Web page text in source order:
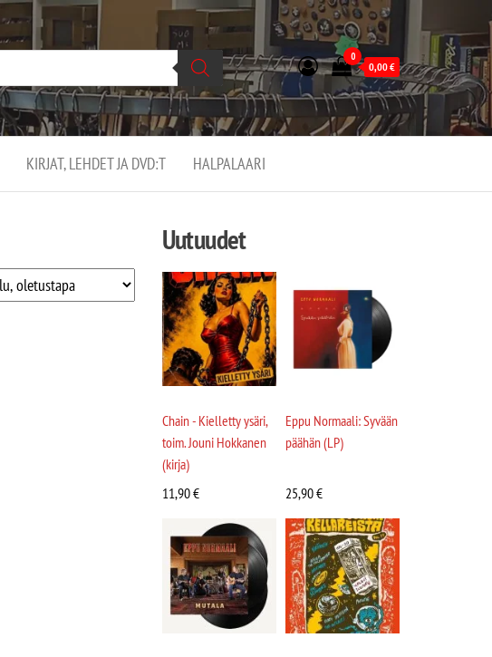
0
0,00€
KIRJAT, LEHDET JA DVD:T HALPALAARI
Uutuudet
Chain - Kielletty ysäri,
toim. Jouni Hokkanen
(kirja)
11,90€
Eppu Normaali: Syvään
päähän (LP)
25,90€